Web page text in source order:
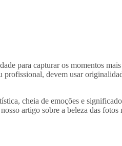
para capturar os momentos
devem usar
cheia de emoções e
artigo sobre a beleza das fotos